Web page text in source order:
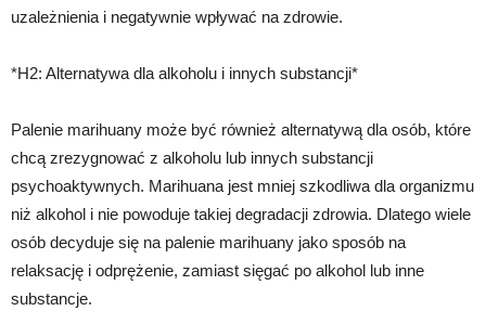
uzależnienia i negatywnie wpływać na zdrowie.
*H2: Alternatywa dla alkoholu i innych substancji*
Palenie marihuany może być również alternatywą dla osób, które
chcą zrezygnować z alkoholu lub innych substancji
psychoaktywnych. Marihuana jest mniej szkodliwa dla organizmu
niż alkohol i nie powoduje takiej degradacji zdrowia. Dlatego wiele
osób decyduje się na palenie marihuany jako sposób na
relaksację i odprężenie, zamiast sięgać po alkohol lub inne
substancje.